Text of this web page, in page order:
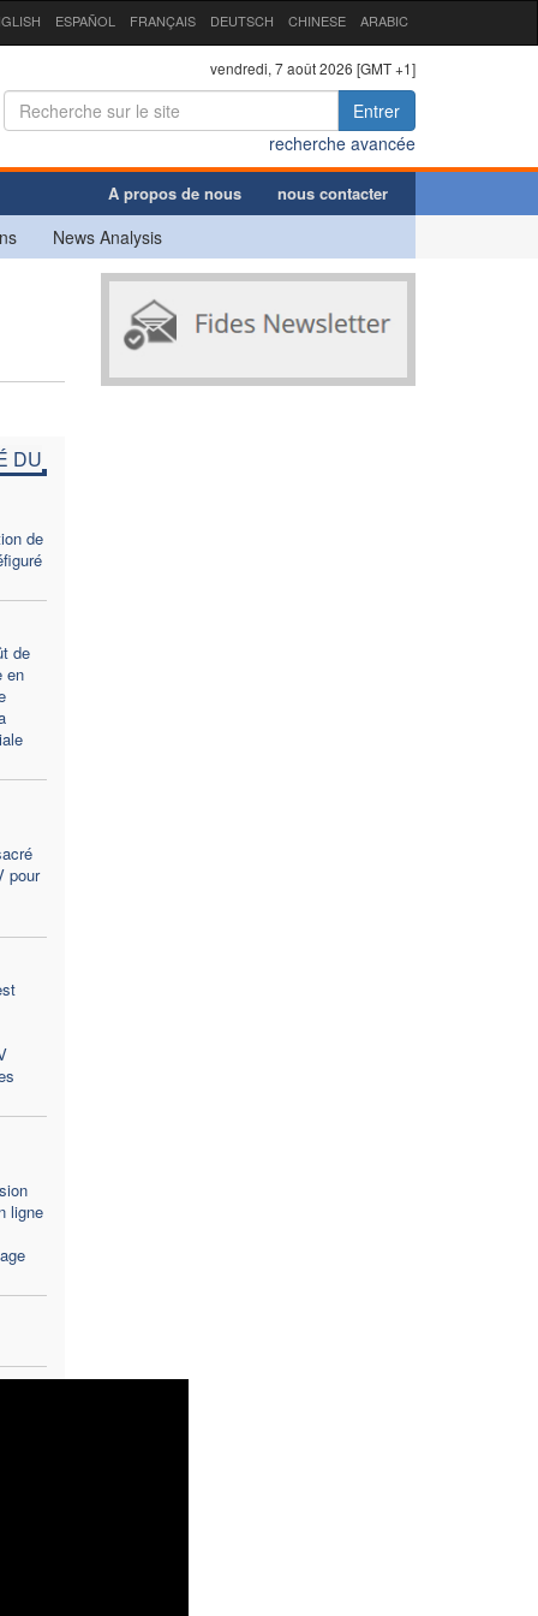
ESPAÑOL FRANÇAIS DEUTSCH CHINESE ARABIC
vendredi, 7 août 2026 [GMT +1]
Entrer
recherche avancée
A propos de nous nous contacter
News Analysis
DU
de
de
en
pour
ligne